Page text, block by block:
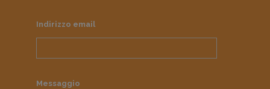
Indirizzo email
Messaggio